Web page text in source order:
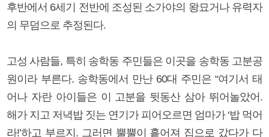
후반에서 6세기 전반에 조성된 소가야의 왕묘거나 유력자
의 무덤으로 추정된다.
고성 사람들, 특히 송학동 주민들은 이곳을 송학동 고분공
원이라 부른다. 송학동에서 만난 60대 주민은 “여기서 태
어나 자란 아이들은 이 고분을 뒷동산 삼아 뛰어놀았어.
해가 지고 저녁밥 짓는 연기가 피어오르면 엄마가 ‘밥 먹어
라!’하고 부르지. 그러면 뿔뿔이 흩어져 집으로 갔다가 다